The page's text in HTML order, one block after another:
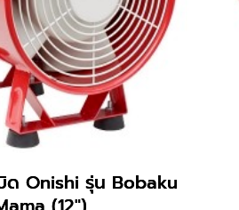
ด Onishi รุ่น Bobaku